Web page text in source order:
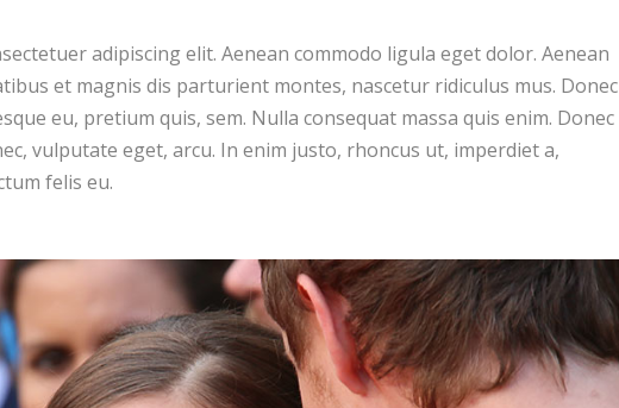
adipiscing elit. Aenean commodo ligula eget dolor. Aenean
et magnis dis parturient montes, nascetur ridiculus mus. Donec
eu, pretium quis, sem. Nulla consequat massa quis enim. Donec
vulputate eget, arcu. In enim justo, rhoncus ut, imperdiet a,
felis eu.